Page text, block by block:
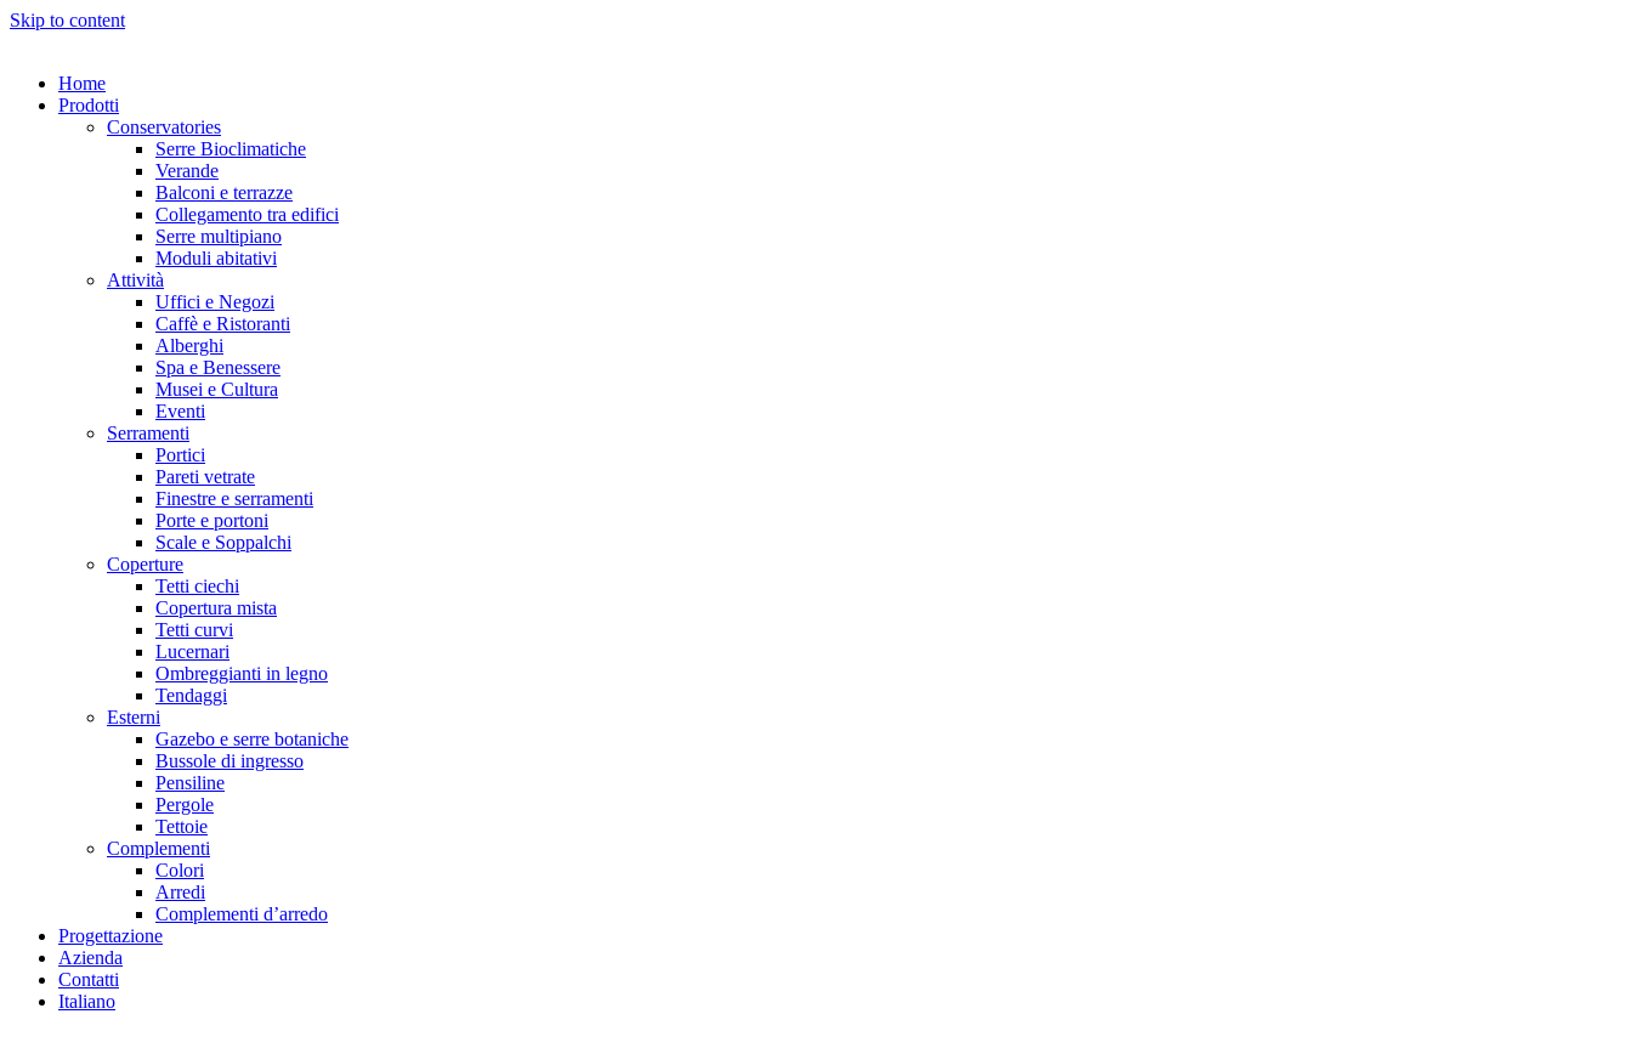
Skip to content
Home
Prodotti
Conservatories
Serre Bioclimatiche
Verande
Balconi e terrazze
Collegamento tra edifici
Serre multipiano
Moduli abitativi
Attività
Uffici e Negozi
Caffè e Ristoranti
Alberghi
Spa e Benessere
Musei e Cultura
Eventi
Serramenti
Portici
Pareti vetrate
Finestre e serramenti
Porte e portoni
Scale e Soppalchi
Coperture
Tetti ciechi
Copertura mista
Tetti curvi
Lucernari
Ombreggianti in legno
Tendaggi
Esterni
Gazebo e serre botaniche
Bussole di ingresso
Pensiline
Pergole
Tettoie
Complementi
Colori
Arredi
Complementi d’arredo
Progettazione
Azienda
Contatti
Italiano